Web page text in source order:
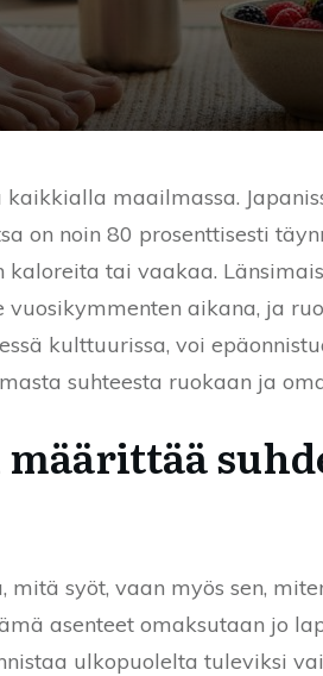
maailmassa.
on noin 80 prosenttisesti
tai vaakaa.
aikana, ja
kulttuurissa, voi
suhteesta ruokaan ja
syöt, vaan myös sen,
asenteet omaksutaan jo
ulkopuolelta tuleviksi